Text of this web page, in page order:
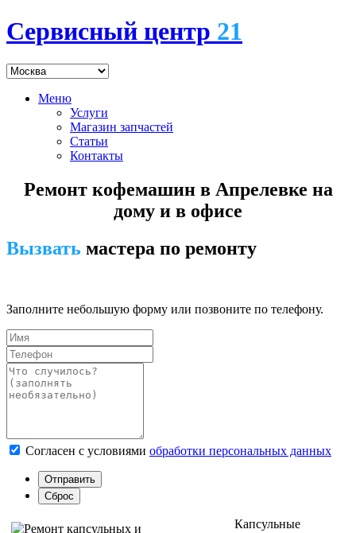
Сервисный центр 21
Меню
Услуги
Магазин запчастей
Статьи
Контакты
Ремонт кофемашин в Апрелевке на
дому и в офисе
Вызвать мастера по ремонту
Заполните небольшую форму или позвоните по телефону.
Согласен с условиями обработки персональных данных
Капсульные